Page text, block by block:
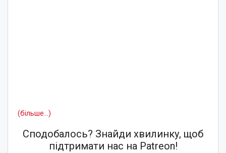
(більше…)
Сподобалось? Знайди хвилинку, щоб
підтримати нас на Patreon!